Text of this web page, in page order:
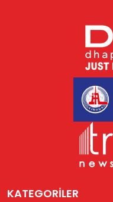
KATEGORİLER